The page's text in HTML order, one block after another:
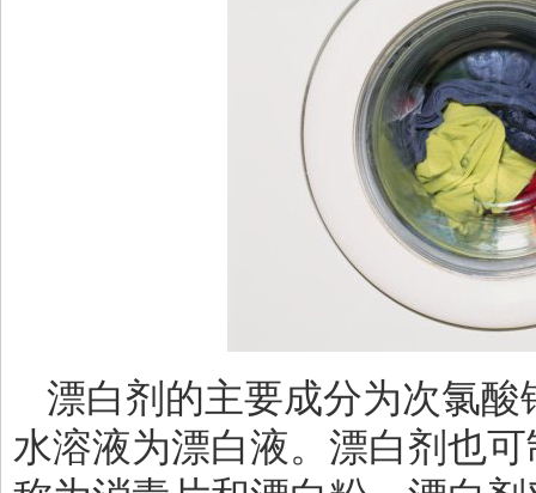
漂白剂的主要成分为次氯酸
水溶液为漂白液。漂白剂也